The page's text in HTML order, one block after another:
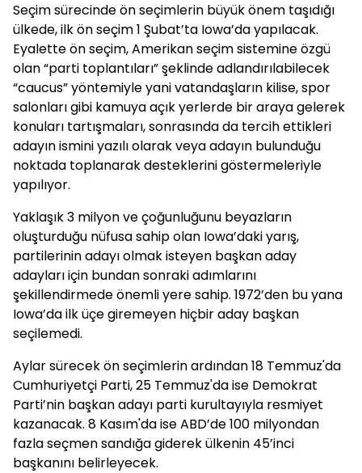
Seçim sürecinde ön seçimlerin büyük önem taşıdığı
ülkede, ilk ön seçim 1 Şubat’ta Iowa’da yapılacak.
Eyalette ön seçim, Amerikan seçim sistemine özgü
olan “parti toplantıları” şeklinde adlandırılabilecek
“caucus” yöntemiyle yani vatandaşların kilise, spor
salonları gibi kamuya açık yerlerde bir araya gelerek
konuları tartışmaları, sonrasında da tercih ettikleri
adayın ismini yazılı olarak veya adayın bulunduğu
noktada toplanarak desteklerini göstermeleriyle
yapılıyor.
Yaklaşık 3 milyon ve çoğunluğunu beyazların
oluşturduğu nüfusa sahip olan Iowa’daki yarış,
partilerinin adayı olmak isteyen başkan aday
adayları için bundan sonraki adımlarını
şekillendirmede önemli yere sahip. 1972’den bu yana
Iowa’da ilk üçe giremeyen hiçbir aday başkan
seçilemedi.
Aylar sürecek ön seçimlerin ardından 18 Temmuz'da
Cumhuriyetçi Parti, 25 Temmuz'da ise Demokrat
Parti’nin başkan adayı parti kurultayıyla resmiyet
kazanacak. 8 Kasım'da ise ABD’de 100 milyondan
fazla seçmen sandığa giderek ülkenin 45’inci
başkanını belirleyecek.